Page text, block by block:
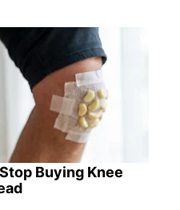
Buying Knee